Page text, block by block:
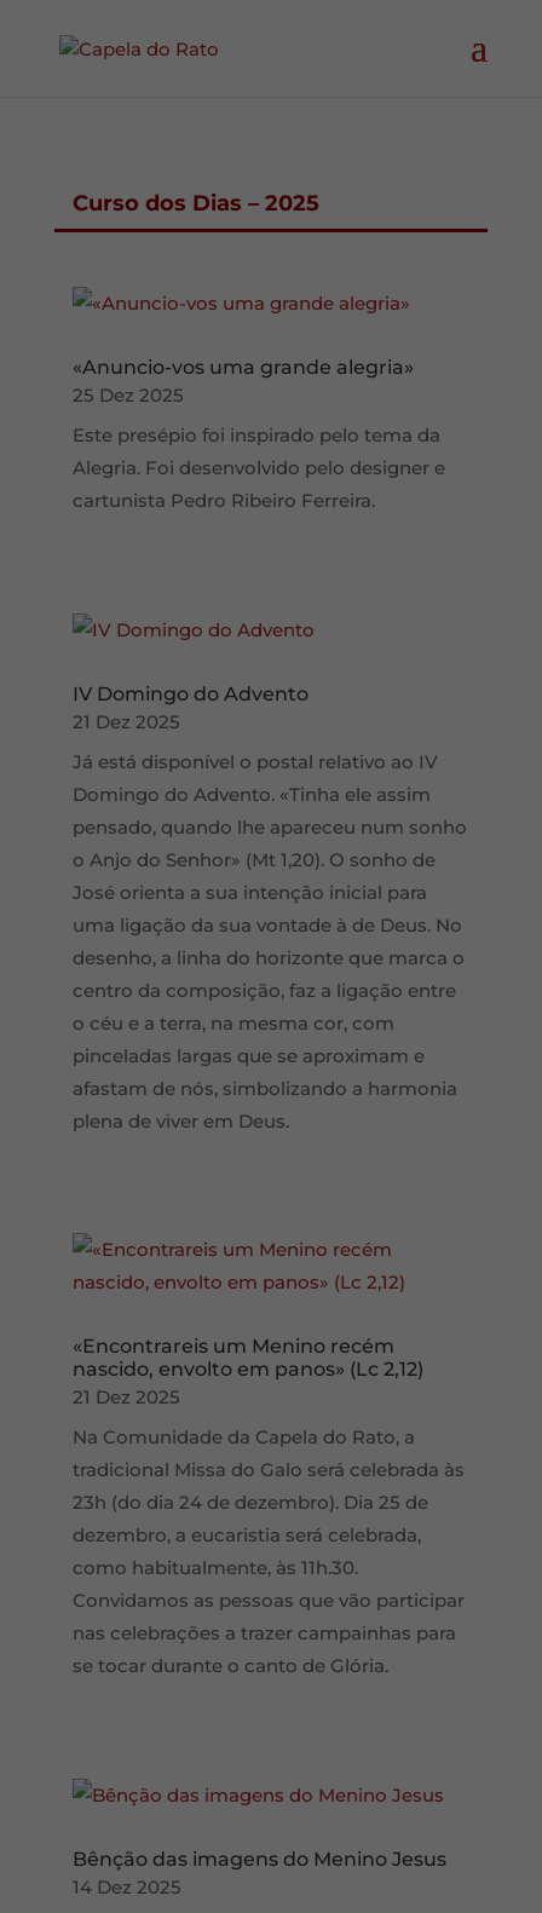
Curso dos Dias – 2025
«Anuncio-vos uma grande alegria»
25 Dez 2025
Este presépio foi inspirado pelo tema da
Alegria. Foi desenvolvido pelo designer e
cartunista Pedro Ribeiro Ferreira.
IV Domingo do Advento
21 Dez 2025
Já está disponível o postal relativo ao IV
Domingo do Advento. «Tinha ele assim
pensado, quando lhe apareceu num sonho
o Anjo do Senhor» (Mt 1,20). O sonho de
José orienta a sua intenção inicial para
uma ligação da sua vontade à de Deus. No
desenho, a linha do horizonte que marca o
centro da composição, faz a ligação entre
o céu e a terra, na mesma cor, com
pinceladas largas que se aproximam e
afastam de nós, simbolizando a harmonia
plena de viver em Deus.
«Encontrareis um Menino recém
nascido, envolto em panos» (Lc 2,12)
21 Dez 2025
Na Comunidade da Capela do Rato, a
tradicional Missa do Galo será celebrada às
23h (do dia 24 de dezembro). Dia 25 de
dezembro, a eucaristia será celebrada,
como habitualmente, às 11h.30.
Convidamos as pessoas que vão participar
nas celebrações a trazer campainhas para
se tocar durante o canto de Glória.
Bênção das imagens do Menino Jesus
14 Dez 2025